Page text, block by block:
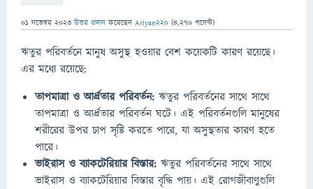
01 নভেম্বর 2023 উত্তর প্রদান করেছেন Ariyan220 (4,270 পয়েন্ট)
ঋতুর পরিবর্তনে মানুষ অসুস্থ হওয়ার বেশ কয়েকটি কারণ রয়েছে।
এর মধ্যে রয়েছে:
তাপমাত্রা ও আর্দ্রতার পরিবর্তন: ঋতুর পরিবর্তনের সাথে সাথে
তাপমাত্রা ও আর্দ্রতার পরিবর্তন ঘটে। এই পরিবর্তনগুলি মানুষের
শরীরের উপর চাপ সৃষ্টি করতে পারে, যা অসুস্থতার কারণ হতে
পারে।
ভাইরাস ও ব্যাকটেরিয়ার বিস্তার: ঋতুর পরিবর্তনের সাথে সাথে
ভাইরাস ও ব্যাকটেরিয়ার বিস্তার বৃদ্ধি পায়। এই রোগজীবাণুগুলি